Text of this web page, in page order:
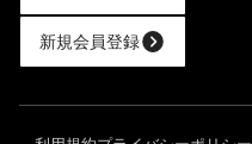
新規会員登録